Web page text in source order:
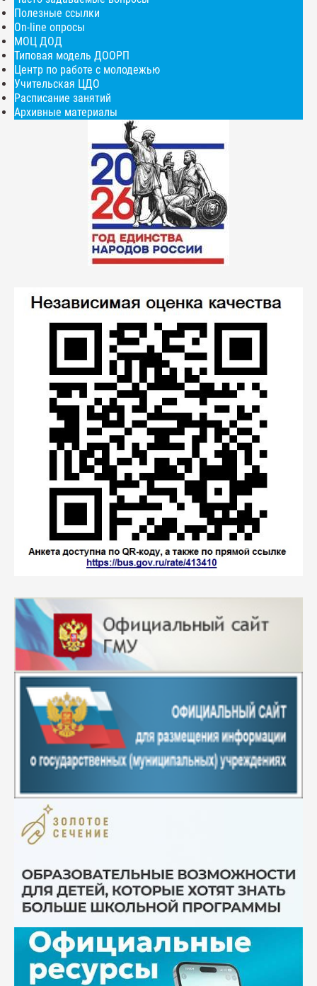
Полезные ссылки
On-line опросы
МОЦ ДОД
Типовая модель ДООРП
Центр по работе с молодежью
Учительская ЦДО
Расписание занятий
Архивные материалы